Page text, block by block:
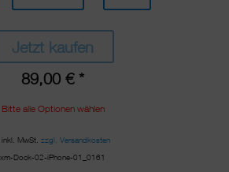
Jetzt kaufen
89,00 € *
Bitte alle Optionen wählen
inkl. MwSt. zzgl. Versandkosten
xm-Dock-02-iPhone-01_0161